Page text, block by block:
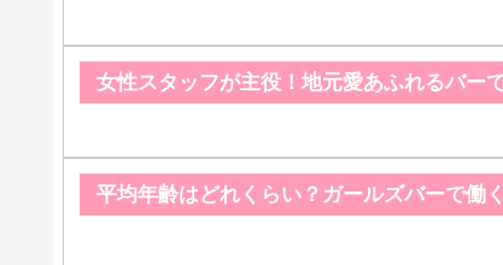
女性スタッフが主役！地元愛あふれるバー
平均年齢はどれくらい？ガールズバーで働